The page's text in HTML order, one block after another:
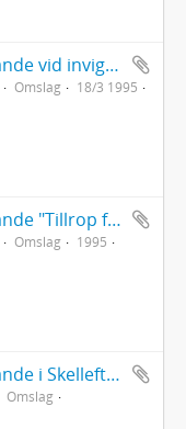
Manuskript till anförande vid invigning av biblioteket i Skellefteå "Tranrop"
Omslag
18/3 1995
Manuskript till anförande "Tillrop från Sara" vid premiären av Hästen och tranan
Omslag
1995
Manuskript till anförande i Skellefteå Folkets Park
Omslag